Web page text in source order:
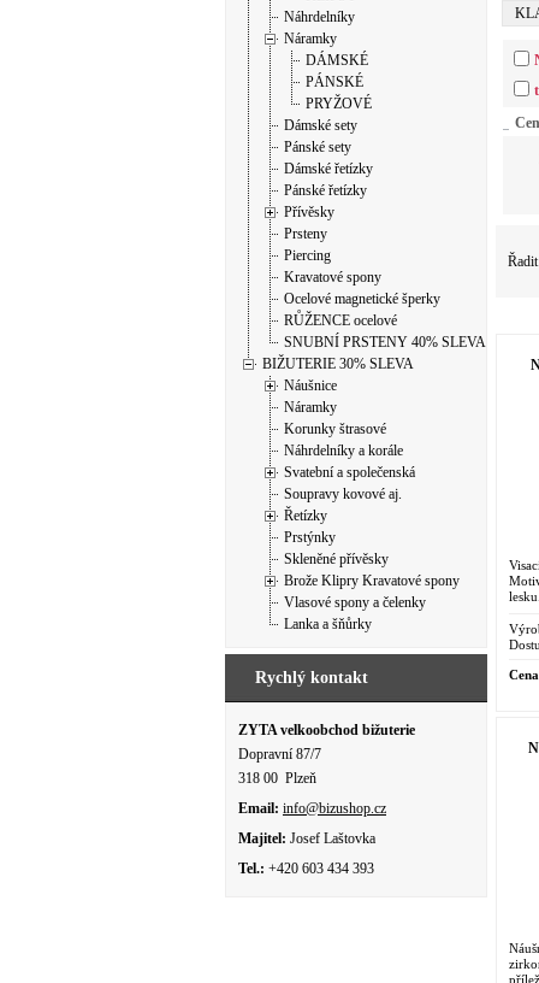
Náhrdelníky
Náramky
DÁMSKÉ
PÁNSKÉ
PRYŽOVÉ
Dámské sety
Pánské sety
Dámské řetízky
Pánské řetízky
Přívěsky
Prsteny
Piercing
Kravatové spony
Ocelové magnetické šperky
RŮŽENCE ocelové
SNUBNÍ PRSTENY 40% SLEVA
BIŽUTERIE 30% SLEVA
Náušnice
Náramky
Korunky štrasové
Náhrdelníky a korále
Svatební a společenská
Soupravy kovové aj.
Řetízky
Prstýnky
Skleněné přívěsky
Brože Klipry Kravatové spony
Vlasové spony a čelenky
Lanka a šňůrky
Rychlý kontakt
ZYTA velkoobchod bižuterie
Dopravní 87/7
318 00 Plzeň
Email: info@bizushop.cz
Majitel: Josef Laštovka
Tel.: +420 603 434 393